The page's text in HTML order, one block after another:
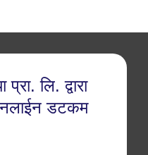
लि. द्वारा
डटकम